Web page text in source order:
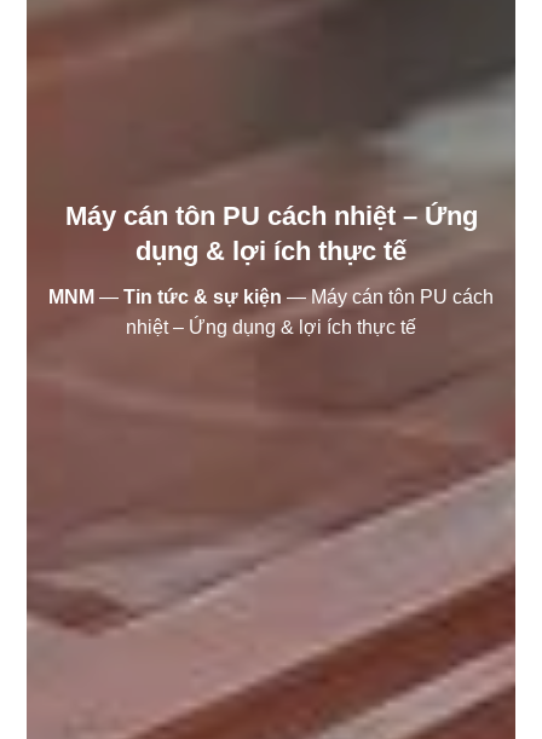
Máy cán tôn PU cách nhiệt – Ứng
dụng & lợi ích thực tế
MNM — Tin tức & sự kiện —Máy cán tôn PU cách
nhiệt – Ứng dụng & lợi ích thực tế